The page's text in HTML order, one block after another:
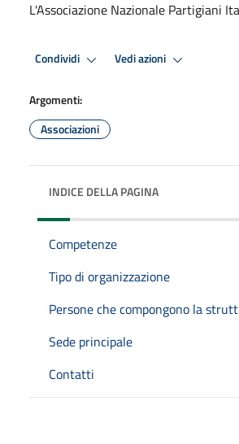
L'Associazione Nazionale Partigiani
Condividi Vedi azioni
Argomenti:
Associazioni
INDICE DELLA PAGINA
Competenze
Tipo di organizzazione
Persone che compongono la
Sede principale
Contatti